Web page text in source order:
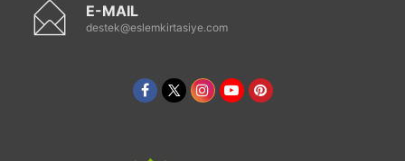
E-MAIL
destek@eslemkirtasiye.com